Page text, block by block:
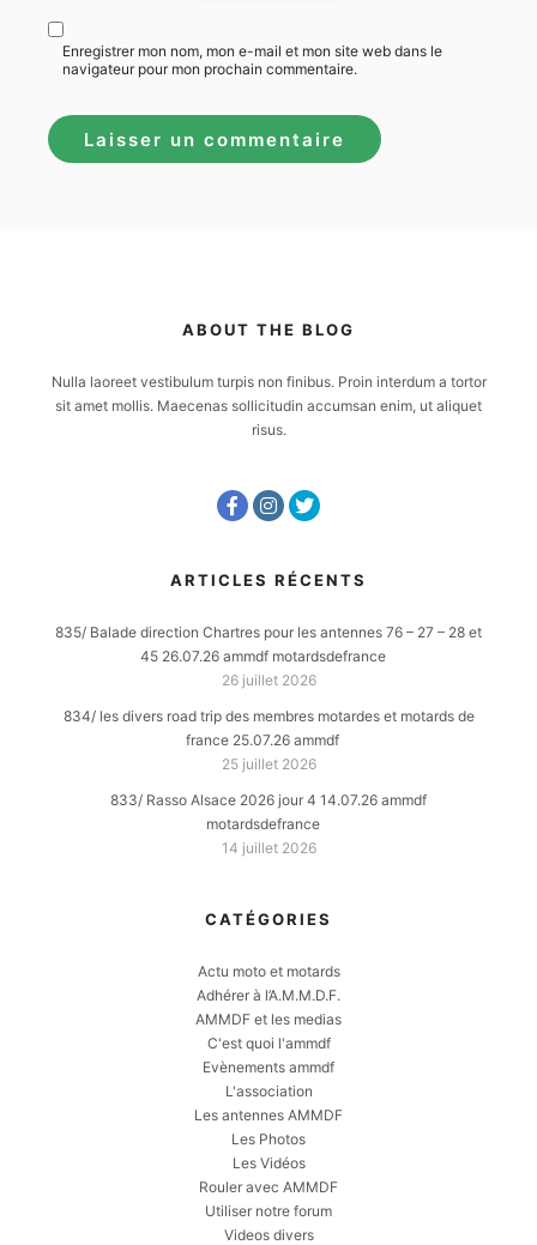
Enregistrer mon nom, mon e-mail et mon site web dans le
navigateur pour mon prochain commentaire.
ABOUT THE BLOG
Nulla laoreet vestibulum turpis non finibus. Proin interdum a tortor
sit amet mollis. Maecenas sollicitudin accumsan enim, ut aliquet
risus.
ARTICLES RÉCENTS
835/ Balade direction Chartres pour les antennes 76 – 27 – 28 et
45 26.07.26 ammdf motardsdefrance
26 juillet 2026
834/ les divers road trip des membres motardes et motards de
france 25.07.26 ammdf
25 juillet 2026
833/ Rasso Alsace 2026 jour 4 14.07.26 ammdf
motardsdefrance
14 juillet 2026
CATÉGORIES
Actu moto et motards
Adhérer à l’A.M.M.D.F.
AMMDF et les medias
C'est quoi l'ammdf
Evènements ammdf
L'association
Les antennes AMMDF
Les Photos
Les Vidéos
Rouler avec AMMDF
Utiliser notre forum
Videos divers